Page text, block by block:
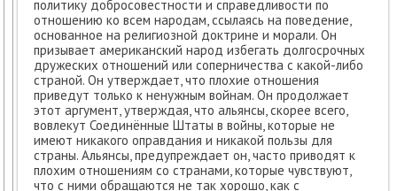
политику добросовестности и справедливости по
отношению ко всем народам, ссылаясь на поведение,
основанное на религиозной доктрине и морали. Он
призывает американский народ избегать долгосрочных
дружеских отношений или соперничества с какой-либо
страной. Он утверждает, что плохие отношения
приведут только к ненужным войнам. Он продолжает
этот аргумент, утверждая, что альянсы, скорее всего,
вовлекут Соединённые Штаты в войны, которые не
имеют никакого оправдания и никакой пользы для
страны. Альянсы, предупреждает он, часто приводят к
плохим отношениям со странами, которые чувствуют,
что с ними обращаются не так хорошо, как с